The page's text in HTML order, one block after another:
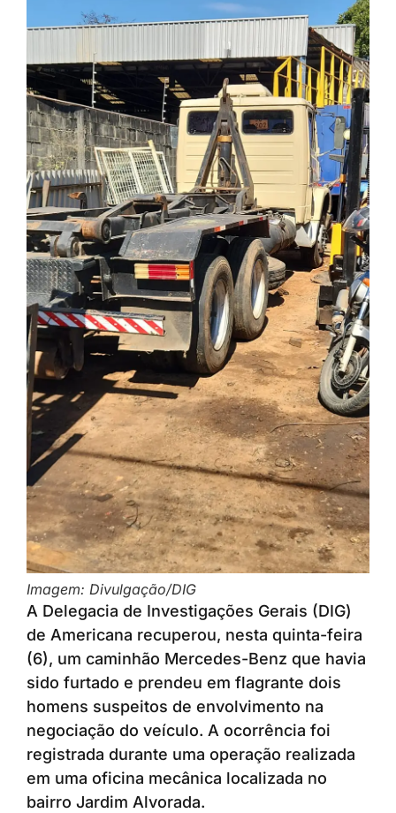
Imagem: Divulgação/DIG
A Delegacia de Investigações Gerais (DIG)
de Americana recuperou, nesta quinta-feira
(6), um caminhão Mercedes-Benz que havia
sido furtado e prendeu em flagrante dois
homens suspeitos de envolvimento na
negociação do veículo. A ocorrência foi
registrada durante uma operação realizada
em uma oficina mecânica localizada no
bairro Jardim Alvorada.